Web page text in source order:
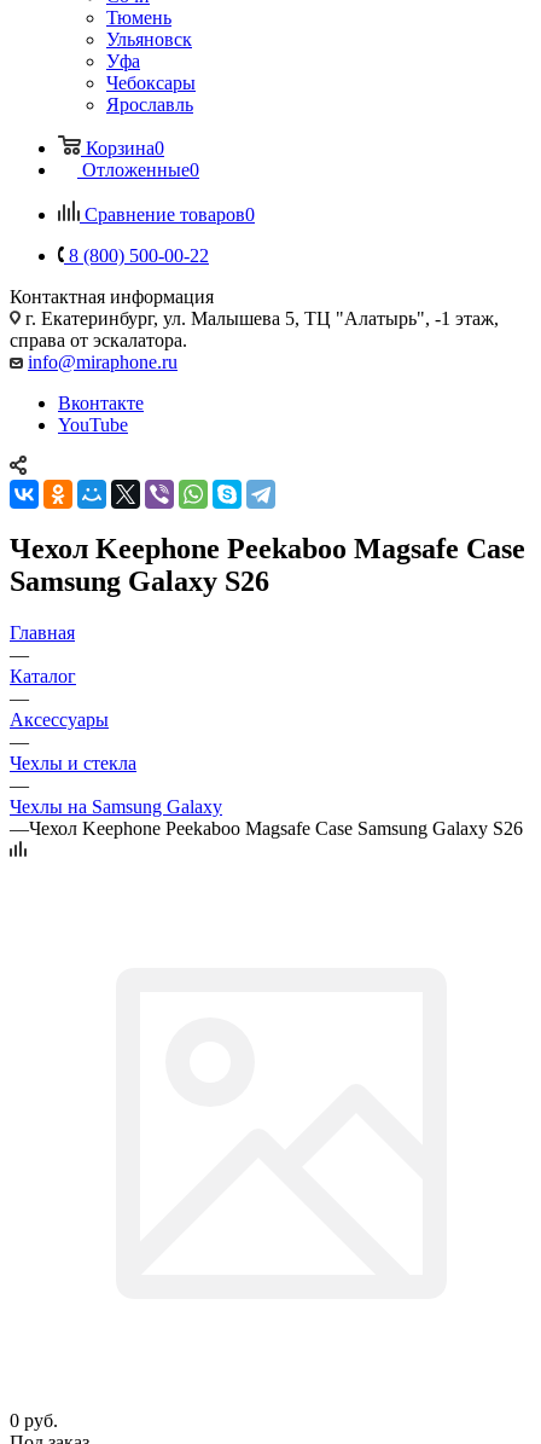
Тюмень
Ульяновск
Уфа
Чебоксары
Ярославль
Корзина0
Отложенные0
Сравнение товаров0
8 (800) 500-00-22
Контактная информация
г. Екатеринбург, ул. Малышева 5, ТЦ "Алатырь", -1 этаж,
справа от эскалатора.
info@miraphone.ru
Вконтакте
YouTube
Чехол Keephone Peekaboo Magsafe Case
Samsung Galaxy S26
Главная
—
Каталог
—
Аксессуары
—
Чехлы и стекла
—
Чехлы на Samsung Galaxy
—Чехол Keephone Peekaboo Magsafe Case Samsung Galaxy S26
0 руб.